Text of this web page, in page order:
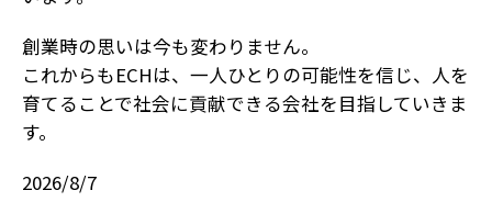
創業時の思いは今も変わりません。
これからもECHは、一人ひとりの可能性を信じ、人を
育てることで社会に貢献できる会社を目指していきま
す。
2026/8/7